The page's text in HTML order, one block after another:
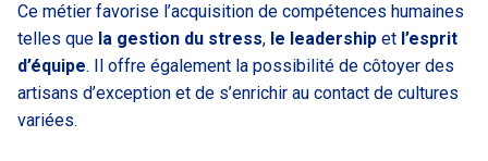
Ce métier favorise l’acquisition de compétences humaines
telles que la gestion du stress, le leadership et l’esprit
d’équipe. Il offre également la possibilité de côtoyer des
artisans d’exception et de s’enrichir au contact de cultures
variées.